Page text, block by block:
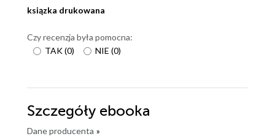
ksiązka drukowana
Czy recenzja była pomocna:
TAK(0) NIE (0)
Szczegóły ebooka
Dane producenta »